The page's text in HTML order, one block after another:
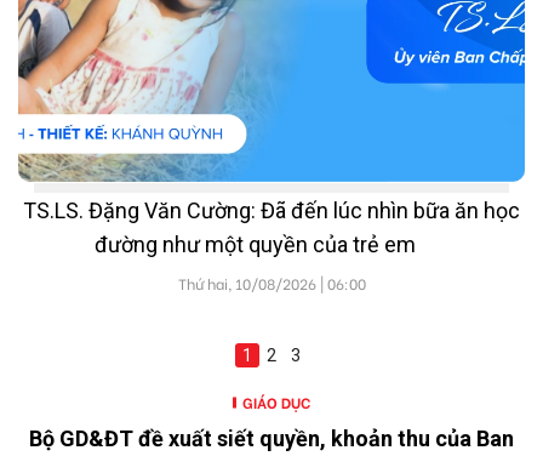
TS.LS. Đặng Văn Cường: Đã đến lúc nhìn bữa ăn học
đường như một quyền của trẻ em
Thứ hai, 10/08/2026 | 06:00
1 2 3
GIÁO DỤC
Bộ GD&ĐT đề xuất siết quyền, khoản thu của Ban